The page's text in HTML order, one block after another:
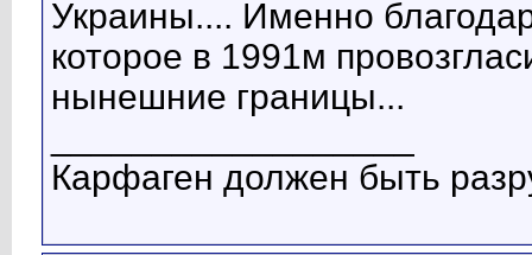
Украины.... Именно
которое в 1991м
нынешние границы...
Карфаген должен быть